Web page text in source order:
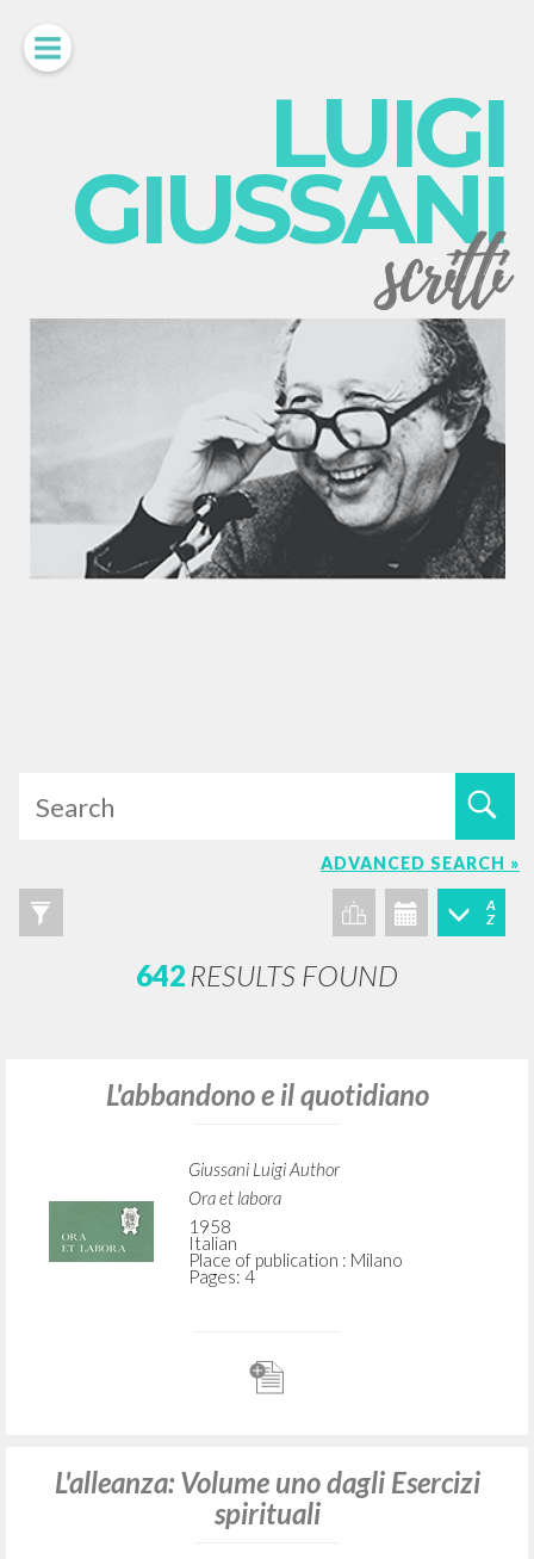
LUIGI
GIUSSANI
scritti
ADVANCED SEARCH »
A
Z
642 RESULTS FOUND
L'abbandono e il quotidiano
Giussani Luigi Author
Ora et labora
1958
Italian
Place of publication : Milano
Pages: 4
L'alleanza: Volume uno dagli Esercizi
spirituali